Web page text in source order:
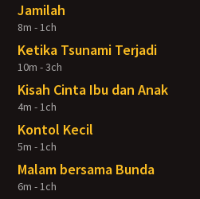
Jamilah
8m - 1ch
Ketika Tsunami Terjadi
10m - 3ch
Kisah Cinta Ibu dan Anak
4m - 1ch
Kontol Kecil
5m - 1ch
Malam bersama Bunda
6m - 1ch